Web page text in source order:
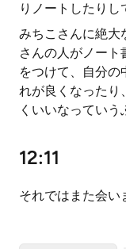
りノートしたりし
みちこさんに絶大
さんの人がノー
をつけて、自分
れが良くなったり
くいいなっていう
12:11
それではまた会い